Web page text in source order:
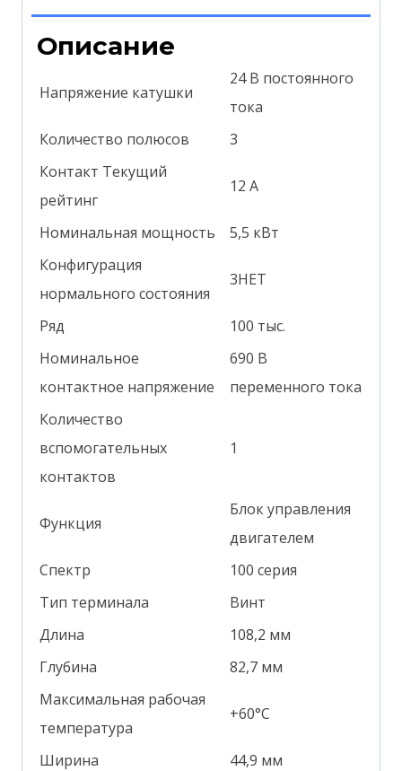
Описание
Напряжение катушки
24 В постоянного
тока
Количество полюсов
3
Контакт Текущий
рейтинг
12 А
Номинальная мощность
5,5 кВт
Конфигурация
нормального состояния
3НЕТ
Ряд
100 тыс.
Номинальное
контактное напряжение
690 В
переменного тока
Количество
вспомогательных
контактов
1
Функция
Блок управления
двигателем
Спектр
100 серия
Тип терминала
Винт
Длина
108,2 мм
Глубина
82,7 мм
Максимальная рабочая
температура
+60°С
Ширина
44,9 мм